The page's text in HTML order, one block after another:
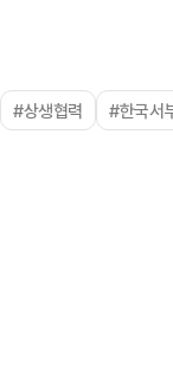
#상생협력 #한국서